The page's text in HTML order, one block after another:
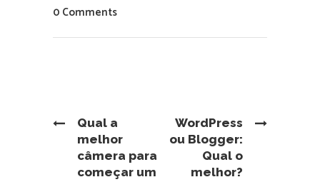
0 Comments
Qual a
melhor
câmera para
começar um
WordPress
ou Blogger:
Qual o
melhor?